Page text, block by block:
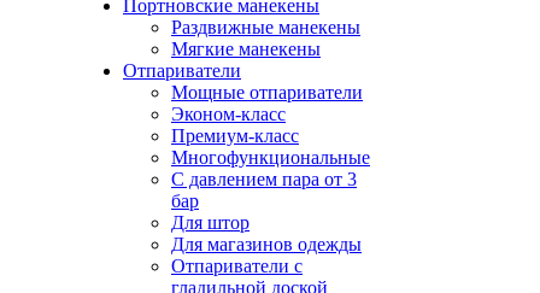
Портновские манекены
Раздвижные манекены
Мягкие манекены
Отпариватели
Мощные отпариватели
Эконом-класс
Премиум-класс
Многофункциональные
С давлением пара от 3
бар
Для штор
Для магазинов одежды
Отпариватели с
гладильной доской